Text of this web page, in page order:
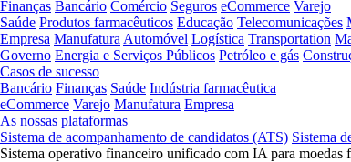
Finanças Bancário Comércio Seguros eCommerce Varejo
Saúde Produtos farmacêuticos Educação Telecomunicações
Empresa Manufatura Automóvel Logística Transportation
Governo Energia e Serviços Públicos Petróleo e gás
Casos de sucesso
Bancário Finanças Saúde Indústria farmacêutica
eCommerce Varejo Manufatura Empresa
As nossas plataformas
Sistema de acompanhamento de candidatos (ATS) Sistema
Sistema operativo financeiro unificado com IA para moedas